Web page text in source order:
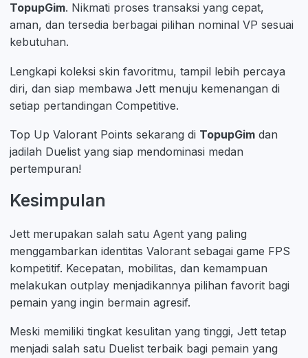
TopupGim. Nikmati proses transaksi yang cepat,
aman, dan tersedia berbagai pilihan nominal VP sesuai
kebutuhan.
Lengkapi koleksi skin favoritmu, tampil lebih percaya
diri, dan siap membawa Jett menuju kemenangan di
setiap pertandingan Competitive.
Top Up Valorant Points sekarang di TopupGim dan
jadilah Duelist yang siap mendominasi medan
pertempuran!
Kesimpulan
Jett merupakan salah satu Agent yang paling
menggambarkan identitas Valorant sebagai game FPS
kompetitif. Kecepatan, mobilitas, dan kemampuan
melakukan outplay menjadikannya pilihan favorit bagi
pemain yang ingin bermain agresif.
Meski memiliki tingkat kesulitan yang tinggi, Jett tetap
menjadi salah satu Duelist terbaik bagi pemain yang